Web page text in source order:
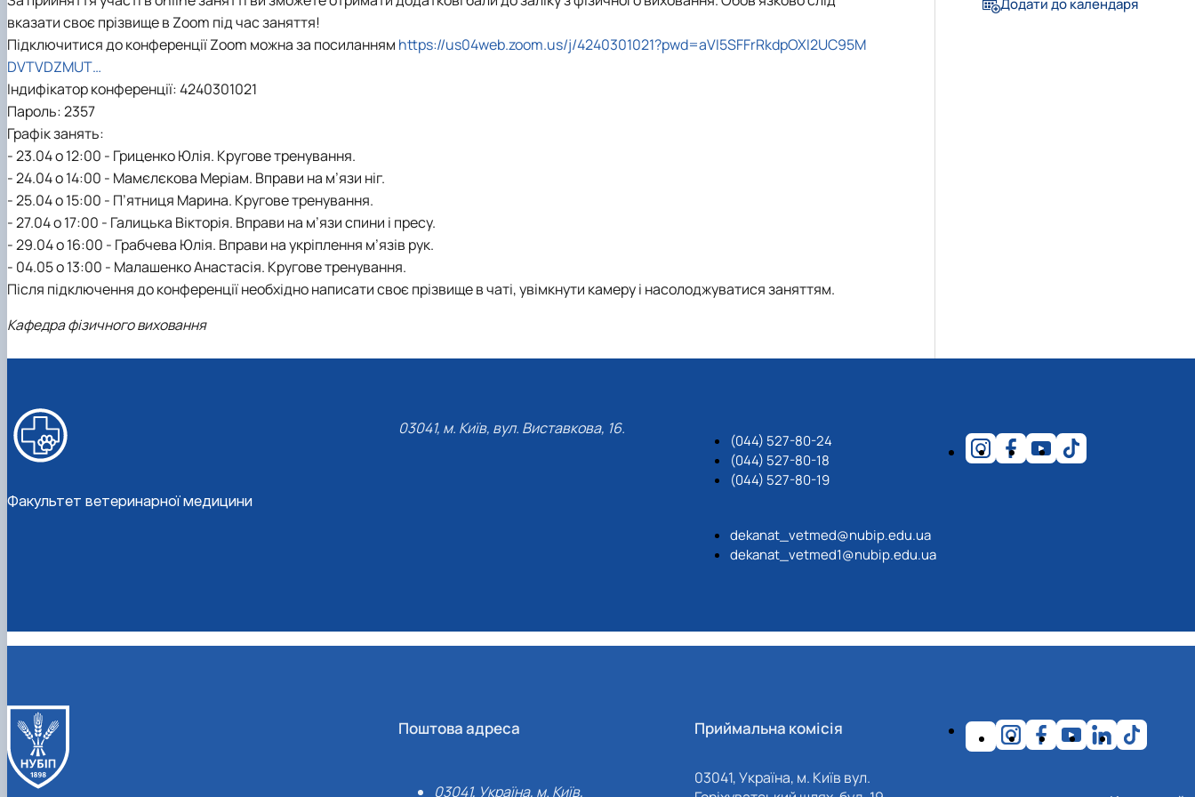
Навчально-методична комісія
Рада роботодавців
ННВ Клінічний центр "Ветмедсервіс"
Адміністрація
Кодекс поведінки лікаря ветеринарної медицини
Наші випускники
Почесні доктори та професори НУБіП України рекомендовані вченою радою факультет…
Вони нагороджені відзнакою "За заслуги перед факультетом ветеринарної медицини …
Скринька довіри
Вибіркові дисципліни "Ветеринарна медицина"
Проведення відкритих лекцій
Портфоліо здобувачів вищої освіти
Інформація для студентів
Виробнича практика
Фізіології хребетних і фармакології
вказати своє прізвище в Zoom під час заняття!
Підключитися до конференції Zoom можна за посиланням https://us04web.zoom.us/j/4240301021?pwd=aVI5SFFrRkdpOXI2UC95M
DVTVDZMUT…
Індифікатор конференції: 4240301021
Пароль: 2357
Графік занять:
- 23.04 о 12:00 - Гриценко Юлія. Кругове тренування.
- 24.04 о 14:00 - Мамєлєкова Меріам. Вправи на м’язи ніг.
- 25.04 о 15:00 - П’ятниця Марина. Кругове тренування.
- 27.04 о 17:00 - Галицька Вікторія. Вправи на м’язи спини і пресу.
- 29.04 о 16:00 - Грабчева Юлія. Вправи на укріплення м’язів рук.
- 04.05 о 13:00 - Малашенко Анастасія. Кругове тренування.
Після підключення до конференції необхідно написати своє прізвище в чаті, увімкнути камеру і насолоджуватися заняттям.
Кафедра фізичного виховання
Додати до календаря
Факультет ветеринарної медицини
03041, м. Київ, вул. Виставкова, 16.
(044) 527-80-24
(044) 527-80-18
(044) 527-80-19
dekanat_vetmed@nubip.edu.ua
dekanat_vetmed1@nubip.edu.ua
Поштова адреса
03041, Україна, м. Київ,
Приймальна комісія
03041, Україна, м. Київ вул.